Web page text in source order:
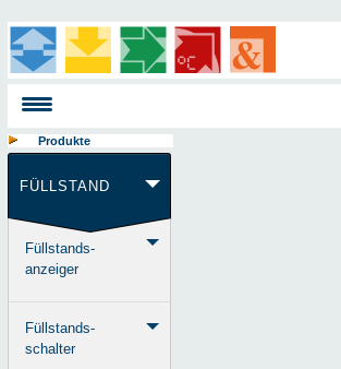
Produkte
FÜLLSTAND
Füllstands-
anzeiger
Füllstands-
schalter